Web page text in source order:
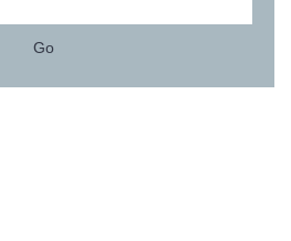
Go